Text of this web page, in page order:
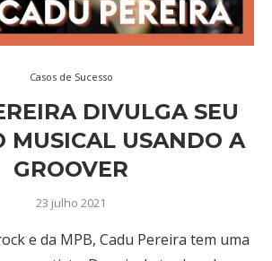
Casos de Sucesso
DIVULGA SEU
MUSICAL USANDO A
GROOVER
23 julho 2021
e da MPB, Cadu Pereira tem uma